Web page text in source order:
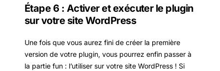
Étape 6 : Activer et exécuter le plugin
sur votre site WordPress
Une fois que vous aurez fini de créer la première
version de votre plugin, vous pourrez enfin passer à
la partie fun : l’utiliser sur votre site WordPress ! Si